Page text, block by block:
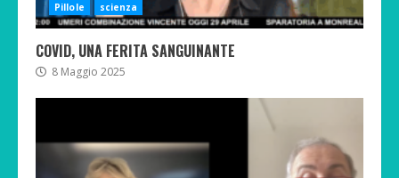
Pillole scienza
COVID, UNA FERITA SANGUINANTE
8 Maggio 2025